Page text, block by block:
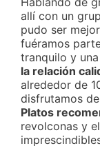
allí con un
pudo ser
fuéramos
tranquilo y una
la relación
alrededor de
disfrutamos
Platos
revolconas y